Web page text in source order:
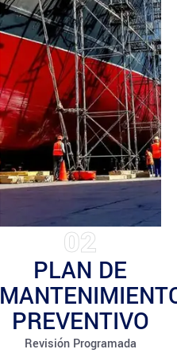
02
PLAN DE
PREVENTIVO
Revisión Programada